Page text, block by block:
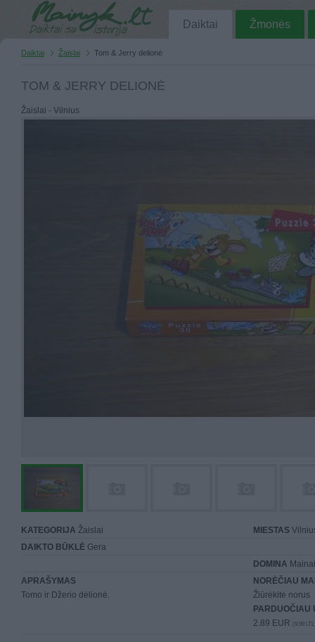
Daiktai Žmonės
Daiktai Žaislai Tom & Jerry delionė
TOM & JERRY DELIONĖ
Žaislai - Vilnius
KATEGORIJA Žaislai MIESTAS
DAIKTO BŪKLĖ Gera
DOMINA
APRAŠYMAS
Tomo ir Džerio dėlionė.
NORĖČIAU
Žiūrėkite norus
PARDUOČIAU
2.89 EUR (9,99